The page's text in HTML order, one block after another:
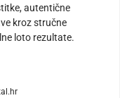
autentične
kroz stručne
loto rezultate.